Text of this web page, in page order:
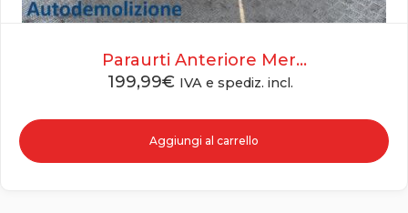
Paraurti Anteriore Mer...
199,99€ IVA e spediz. incl.
Aggiungi al carrello